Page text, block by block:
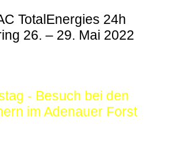
TotalEnergies 24h
26. – 29. Mai 2022
- Besuch bei den
im Adenauer Forst